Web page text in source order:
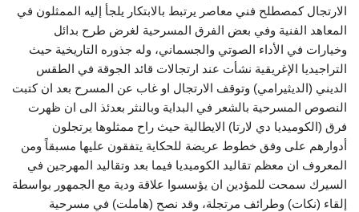
الارتجال كمصطلح فني معاصر يرتبط بالابتكار يلجأ إليه الممثلون في
المعاهد الفنية وفي بعض الفرق المسرحية لغرض طرح بدائل
وخيارات في الأداء الصوتي والجسماني، وله جذوره التاريخية حيث
التراجيديا الإغريقية نشأت عند ارتجالات قائد الجوقة في الطقس
الديني (الديثيرامي) وتوقف الارتجال او غاب عن المسرح بعد ان كتبت
النصوص المسرحية بالشعر في البداية وبالنثر بعدئذ الى ان ظهرت
فرق (الكوميديا دي لارتا) الايطالية حيث راح ممثلوها يرتجلون
أدوارهم على وفق خطوط عريضة للحكاية يتفقون عليها مسبقاً ومن
المعروف ان معظم تقاليد الكوميديا فيما بعد وتقاليد المهرجين في
السيرك سمحت للمؤدين ان يؤسسوا علاقة ودية مع الجمهور بواسطة
إلقاء (نكات) وطرائف مرتجلة، وقد نصح (هاملت) في مسرحية